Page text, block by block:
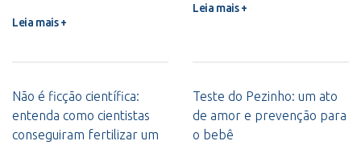
Leia mais +
Leia mais +
Não é ficção científica:
entenda como cientistas
conseguiram fertilizar um
Teste do Pezinho: um ato
de amor e prevenção para
o bebê